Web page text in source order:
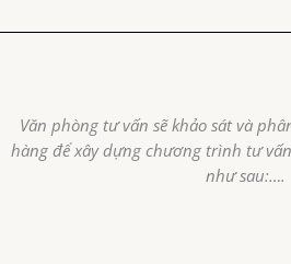
Văn phòng tư vấn sẽ khảo sát và
hàng để xây dựng chương trình tư
như sau:….